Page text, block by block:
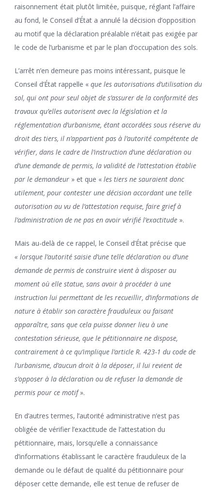
raisonnement était plutôt limitée, puisque, réglant l’affaire
au fond, le Conseil d’État a annulé la décision d’opposition
au motif que la déclaration préalable n’était pas exigée par
le code de l’urbanisme et par le plan d’occupation des sols.
L’arrêt n’en demeure pas moins intéressant, puisque le
Conseil d’État rappelle « que les autorisations d’utilisation du
sol, qui ont pour seul objet de s’assurer de la conformité des
travaux qu’elles autorisent avec la législation et la
réglementation d’urbanisme, étant accordées sous réserve du
droit des tiers, il n’appartient pas à l’autorité compétente de
vérifier, dans le cadre de l’instruction d’une déclaration ou
d’une demande de permis, la validité de l’attestation établie
par le demandeur » et que « les tiers ne sauraient donc
utilement, pour contester une décision accordant une telle
autorisation au vu de l’attestation requise, faire grief à
l’administration de ne pas en avoir vérifié l’exactitude ».
Mais au-delà de ce rappel, le Conseil d’État précise que
« lorsque l’autorité saisie d’une telle déclaration ou d’une
demande de permis de construire vient à disposer au
moment où elle statue, sans avoir à procéder à une
instruction lui permettant de les recueillir, d’informations de
nature à établir son caractère frauduleux ou faisant
apparaître, sans que cela puisse donner lieu à une
contestation sérieuse, que le pétitionnaire ne dispose,
contrairement à ce qu’implique l’article R. 423-1 du code de
l’urbanisme, d’aucun droit à la déposer, il lui revient de
s’opposer à la déclaration ou de refuser la demande de
permis pour ce motif».
En d’autres termes, l’autorité administrative n’est pas
obligée de vérifier l’exactitude de l’attestation du
pétitionnaire, mais, lorsqu’elle a connaissance
d’informations établissant le caractère frauduleux de la
demande ou le défaut de qualité du pétitionnaire pour
déposer cette demande, elle est tenue de refuser de